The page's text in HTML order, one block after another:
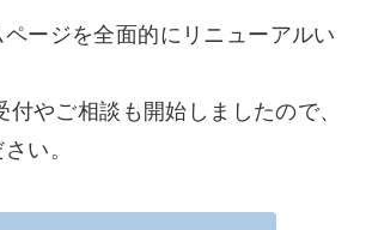
ージを全面的にリニューアルい
付やご相談も開始しましたので、
い。